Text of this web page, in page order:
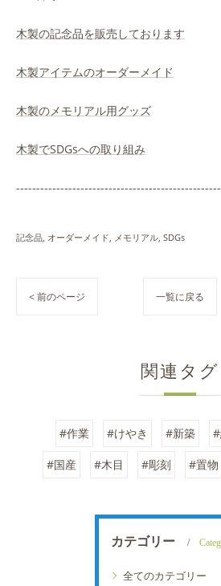
木製の記念品を販売しております
木製アイテムのオーダーメイド
木製のメモリアル用グッズ
木製でSDGsへの取り組み
記念品 オーダーメイド メモリアル SDGs
< 前のページ 一覧に戻る
関連タグ
#作業 #けやき #新築
#国産 #木目 #彫刻 #置物
カテゴリー
全てのカテゴリー